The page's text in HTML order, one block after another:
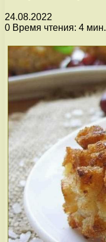
24.08.2022
0 Время чтения: 4 мин.